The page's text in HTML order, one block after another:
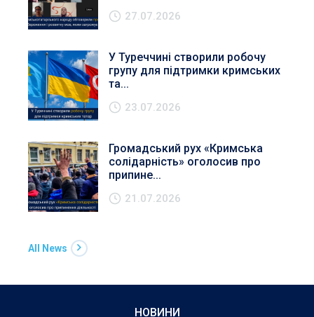
27.07.2026
У Туреччині створили робочу
групу для підтримки кримських
та...
23.07.2026
Громадський рух «Кримська
солідарність» оголосив про
припине...
21.07.2026
All News
НОВИНИ